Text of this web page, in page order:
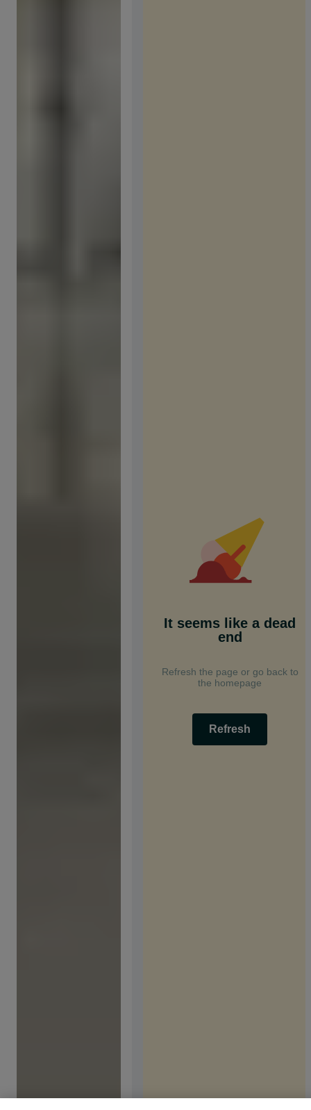
It seems like a dead
end
Refresh the page or go back to
the homepage
Refresh